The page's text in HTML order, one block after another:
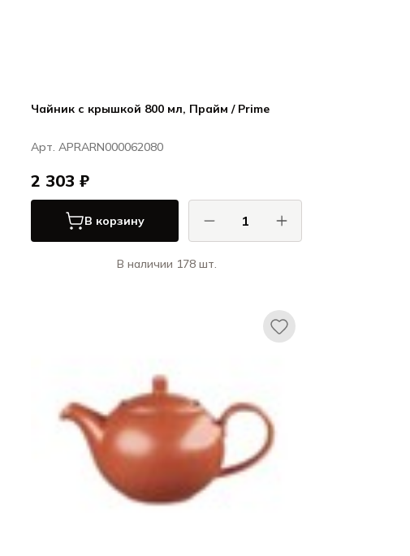
Чайник с крышкой 800 мл, Прайм / Prime
Арт. APRARN000062080
2 303 ₽
В корзину
В наличии 178 шт.